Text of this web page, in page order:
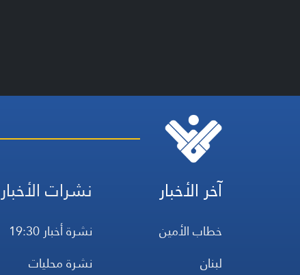
آخر الأخبار
خطاب الأمين
لبنان
نشرات الأخبار
نشرة أخبار 19:30
نشرة محليات